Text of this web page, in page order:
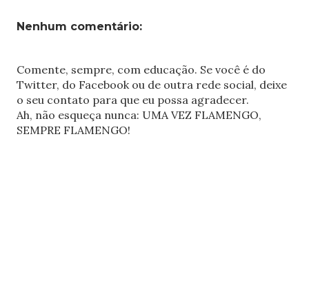
Nenhum comentário:
Comente, sempre, com educação. Se você é do
Twitter, do Facebook ou de outra rede social, deixe
o seu contato para que eu possa agradecer.
Ah, não esqueça nunca: UMA VEZ FLAMENGO,
SEMPRE FLAMENGO!